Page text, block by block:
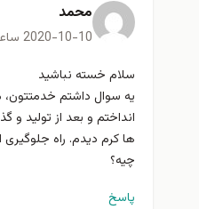
محمد
2020-10-10 ساعت 22:14
سلام خسته نباشید
یه سوال داشتم
انداختم و بعد از تولید
ها کرم دیدم. راه
چیه؟
پاسخ